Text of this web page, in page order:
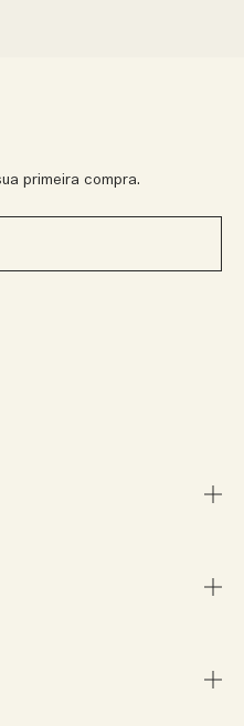
primeira compra.